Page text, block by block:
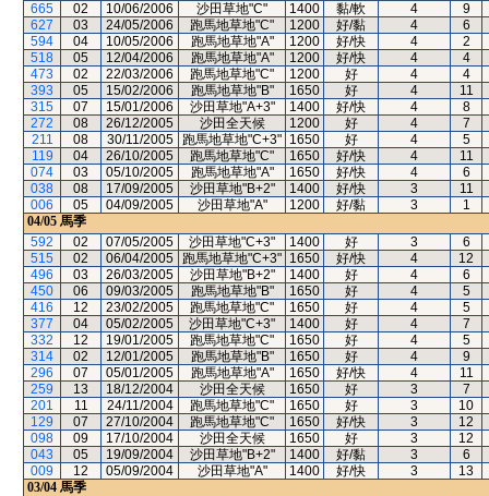
665
02 10/06/2006 沙田草地"C" 1400 黏/軟 4
9
627
03 24/05/2006 跑馬地草地"C" 1200 好/黏 4
6
594
04 10/05/2006 跑馬地草地"A" 1200 好/快 4
2
518
05 12/04/2006 跑馬地草地"A" 1200 好/快 4
4
473
02 22/03/2006 跑馬地草地"C" 1200 好 4
4
393
05 15/02/2006 跑馬地草地"B" 1650 好 4
11
315
07 15/01/2006 沙田草地"A+3" 1400 好/快 4
8
272
08 26/12/2005 沙田全天候 1200 好 4
7
211
08 30/11/2005 跑馬地草地"C+3" 1650 好 4
5
119
04 26/10/2005 跑馬地草地"C" 1650 好/快 4
11
074
03 05/10/2005 跑馬地草地"A" 1650 好/快 4
6
038
08 17/09/2005 沙田草地"B+2" 1400 好/快 3
11
006
05 04/09/2005 沙田草地"A" 1200 好/黏 3
1
04/05 馬季
592
02 07/05/2005 沙田草地"C+3" 1400 好 3
6
515
02 06/04/2005 跑馬地草地"C+3" 1650 好/快 4
12
496
03 26/03/2005 沙田草地"B+2" 1400 好 4
6
450
06 09/03/2005 跑馬地草地"B" 1650 好 4
5
416
12 23/02/2005 跑馬地草地"C" 1650 好 4
5
377
04 05/02/2005 沙田草地"C+3" 1400 好 4
7
332
12 19/01/2005 跑馬地草地"C" 1650 好 4
5
314
02 12/01/2005 跑馬地草地"B" 1650 好 4
9
296
07 05/01/2005 跑馬地草地"A" 1650 好/快 4
11
259
13 18/12/2004 沙田全天候 1650 好 3
7
201
11 24/11/2004 跑馬地草地"C" 1650 好 3
10
129
07 27/10/2004 跑馬地草地"C" 1650 好/快 3
12
098
09 17/10/2004 沙田全天候 1650 好 3
12
043
05 19/09/2004 沙田草地"B+2" 1400 好/黏 3
6
009
12 05/09/2004 沙田草地"A" 1400 好/快 3
13
03/04 馬季